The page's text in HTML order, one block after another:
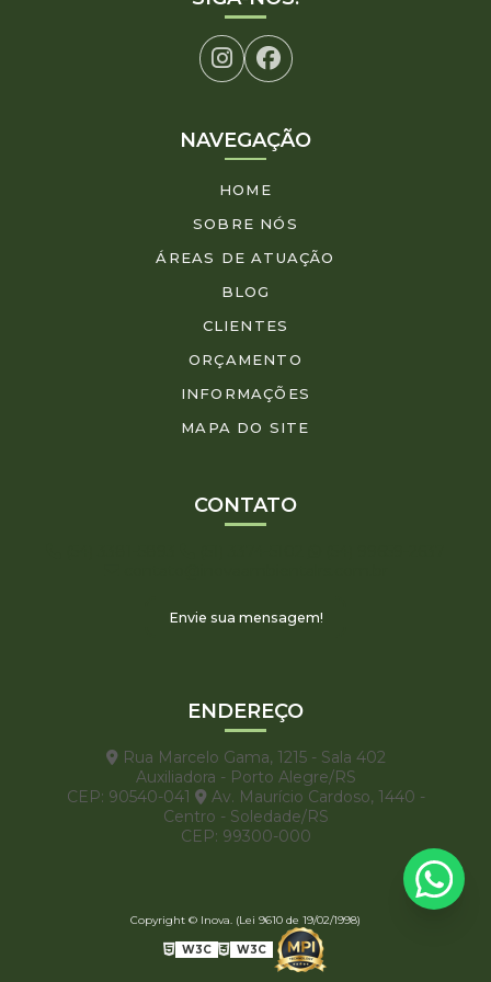
NAVEGAÇÃO
HOME
SOBRE NÓS
ÁREAS DE ATUAÇÃO
BLOG
CLIENTES
ORÇAMENTO
INFORMAÇÕES
MAPA DO SITE
CONTATO
Envie sua mensagem!
ENDEREÇO
Rua Marcelo Gama, 1215 - Sala 402
Auxiliadora - Porto Alegre/RS
CEP: 90540-041
Av. Maurício Cardoso, 1440 -
Centro - Soledade/RS
CEP: 99300-000
Copyright © Inova. (Lei 9610 de 19/02/1998)
W3C W3C